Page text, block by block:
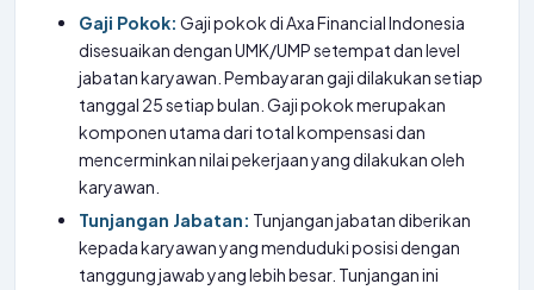
Gaji Pokok: Gaji pokok di Axa Financial Indonesia
disesuaikan dengan UMK/UMP setempat dan level
jabatan karyawan. Pembayaran gaji dilakukan setiap
tanggal 25 setiap bulan. Gaji pokok merupakan
komponen utama dari total kompensasi dan
mencerminkan nilai pekerjaan yang dilakukan oleh
karyawan.
Tunjangan Jabatan: Tunjangan jabatan diberikan
kepada karyawan yang menduduki posisi dengan
tanggung jawab yang lebih besar. Tunjangan ini